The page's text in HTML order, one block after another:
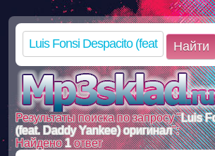
Найти
Результаты поиска по запросу " Luis
(feat. Daddy Yankee) оригинал":
Найдено1ответ